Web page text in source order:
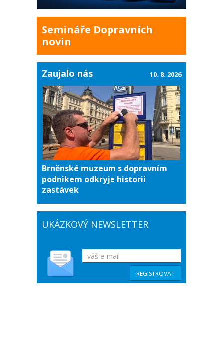
Semináře Dopravních
novin
Zaujalo nás
Brněnské muzeum s dopravním
podnikem odkryje historii
zastávek
10. 8. 2026
UKÁZKOVÝ NEWSLETTER